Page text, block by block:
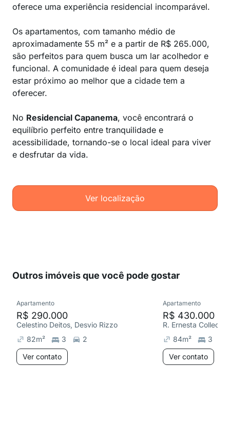
oferece uma experiência residencial incomparável.
Os apartamentos, com tamanho médio de
aproximadamente 55 m² e a partir de R$ 265.000,
são perfeitos para quem busca um lar acolhedor e
funcional. A comunidade é ideal para quem deseja
estar próximo ao melhor que a cidade tem a
oferecer.
No Residencial Capanema, você encontrará o
equilíbrio perfeito entre tranquilidade e
acessibilidade, tornando-se o local ideal para viver
e desfrutar da vida.
Ver localização
Outros imóveis que você pode gostar
Apartamento
R$ 290.000
Celestino Deitos, Desvio Rizzo
82m² 3
2
Ver contato
Apartamento
R$ 430.000
R. Ernesta
84m² 3
Ver contato